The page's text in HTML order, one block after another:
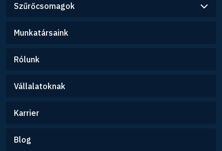
Szűrőcsomagok
Munkatársaink
Rólunk
Vállalatoknak
Karrier
Blog